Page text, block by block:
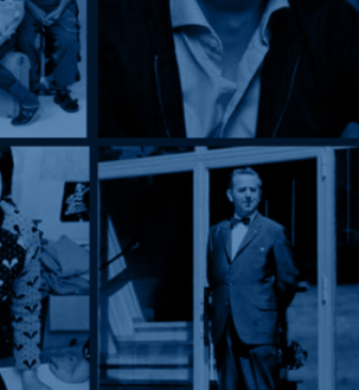
företag i städer och byar till
som har påverkat världen, har
banat väg för
och välstånd. Samtidigt
för betydelsen av
i stora delar av
genomgår snabba